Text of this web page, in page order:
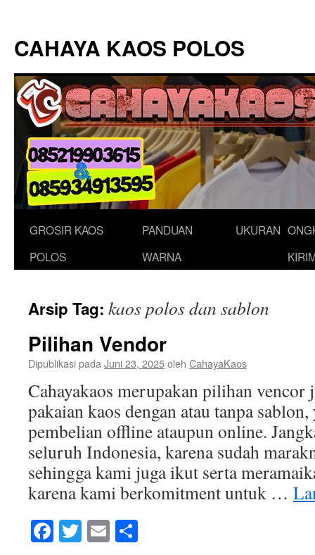
isi
CAHAYA KAOS POLOS
GROSIR KAOS
POLOS
PANDUAN
WARNA
UKURAN
Arsip Tag: kaos polos dan sablon
Pilihan Vendor
Dipublikasi pada Juni 23, 2025oleh CahayaKaos
Cahayakaos merupakan pilihan
pakaian kaos dengan atau tanpa
pembelian offline ataupun online.
seluruh Indonesia, karena sudah
sehingga kami juga ikut serta
karena kami berkomitment untuk …
Facebook
Twitter
Email